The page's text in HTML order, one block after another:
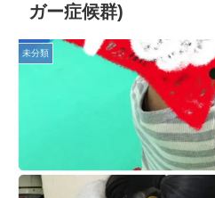
ガー症候群)
未分類